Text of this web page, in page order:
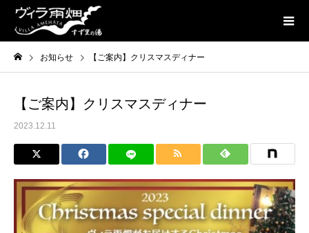
お知らせ 【ご案内】クリスマスディナー
【ご案内】クリスマスディナー
2023.12.11